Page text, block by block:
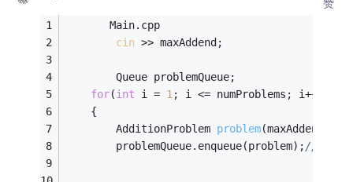
       Main.cpp
cin >> maxAddend;
        Queue problemQueue;
for(int i = 1; i <= numProblems; i++)
    {
AdditionProblem problem(maxAddend)
        problemQueue.enqueue(problem);
//传一个
赞